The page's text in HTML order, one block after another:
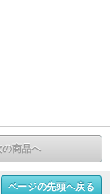
の商品へ
ページの先頭へ戻る